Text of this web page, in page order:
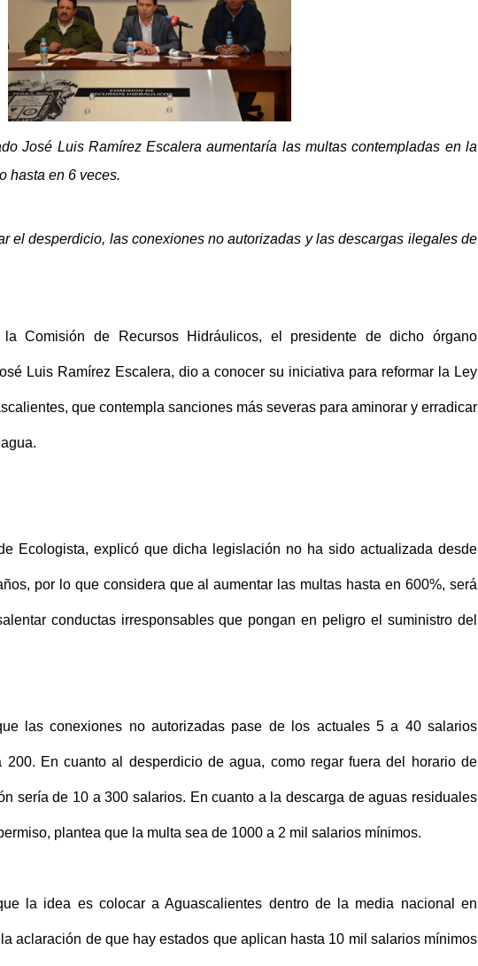
José Luis Ramírez Escalera aumentaría las multas contempladas en la
hasta en 6 veces.
el desperdicio, las conexiones no autorizadas y las descargas ilegales de
Comisión de Recursos Hidráulicos, el presidente de dicho órgano
Luis Ramírez Escalera, dio a conocer su iniciativa para reformar la Ley
que contempla sanciones más severas para aminorar y erradicar
Ecologista, explicó que dicha legislación no ha sido actualizada desde
por lo que considera que al aumentar las multas hasta en 600%, será
conductas irresponsables que pongan en peligro el suministro del
las conexiones no autorizadas pase de los actuales 5 a 40 salarios
En cuanto al desperdicio de agua, como regar fuera del horario de
sería de 10 a 300 salarios. En cuanto a la descarga de aguas residuales
plantea que la multa sea de 1000 a 2 mil salarios mínimos.
la idea es colocar a Aguascalientes dentro de la media nacional en
aclaración de que hay estados que aplican hasta 10 mil salarios mínimos